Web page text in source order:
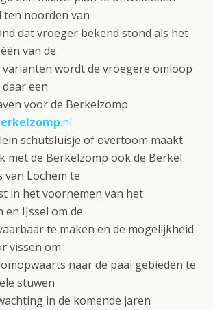
noorden van
dat vroeger bekend stond als het
van de
wordt de vroegere omloop
een
voor de Berkelzomp
.nl
schutsluisje of overtoom maakt
met de Berkelzomp ook de Berkel
Lochem te
in het voornemen van het
en IJssel om de
te maken en de mogelijkheid
vissen om
naar de paai gebieden te
stuwen
in de komende jaren